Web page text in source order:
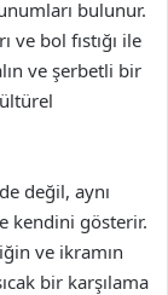
bulunur.
ve bol fıstığı ile
ve şerbetli bir
değil, aynı
kendini gösterir.
ve ikramın
bir karşılama